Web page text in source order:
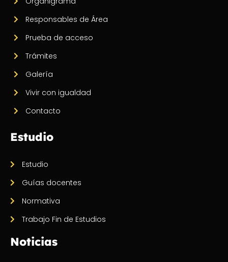
Responsables de Área
Prueba de acceso
Trámites
Galería
Vivir con igualdad
Contacto
Estudio
Estudio
Guías docentes
Normativa
Trabajo Fin de Estudios
Noticias